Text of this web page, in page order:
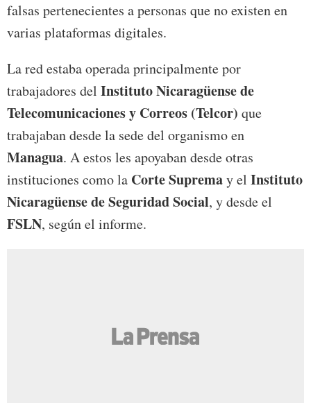
falsas pertenecientes a personas que no existen en
varias plataformas digitales.
La red estaba operada principalmente por
trabajadores del Instituto Nicaragüense de
Telecomunicaciones y Correos (Telcor) que
trabajaban desde la sede del organismo en
Managua. A estos les apoyaban desde otras
instituciones como la Corte Supremay el Instituto
Nicaragüense de Seguridad Social, y desde el
FSLN, según el informe.